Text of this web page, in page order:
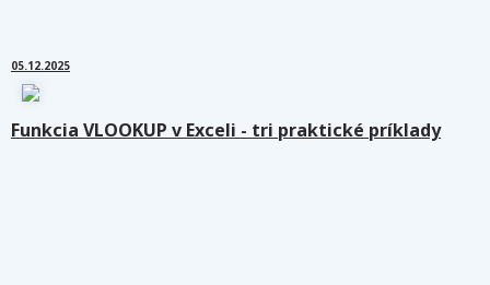
05.12.2025
Funkcia VLOOKUP v Exceli - tri praktické príklady